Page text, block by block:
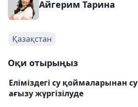
Айгерим Тарина
Қазақстан
Оқи отырыңыз
Еліміздегі су қоймаларынан су
ағызу жүргізілуде